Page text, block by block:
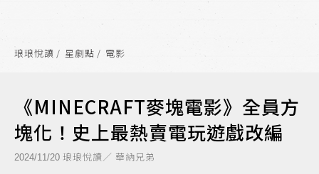
琅琅悅讀 星劇點 電影
《MINECRAFT麥塊電影》全員方
塊化！史上最熱賣電玩遊戲改編
2024/11/20 琅琅悅讀／ 華納兄弟